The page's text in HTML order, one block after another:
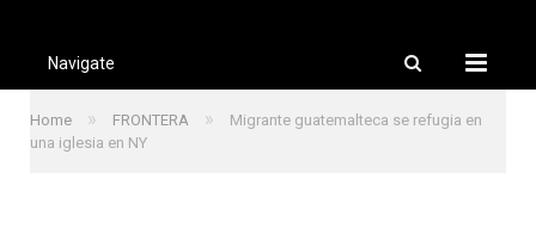
Navigate
Home » FRONTERA »
Migrante guatemalteca se refugia en
una iglesia en NY